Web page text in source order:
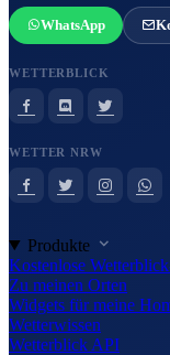
WhatsApp
WETTERBLICK
WETTER NRW
Produkte
Kostenlose
Zu meinen Orten
Widgets für meine
Wetterwissen
Wetterblick API